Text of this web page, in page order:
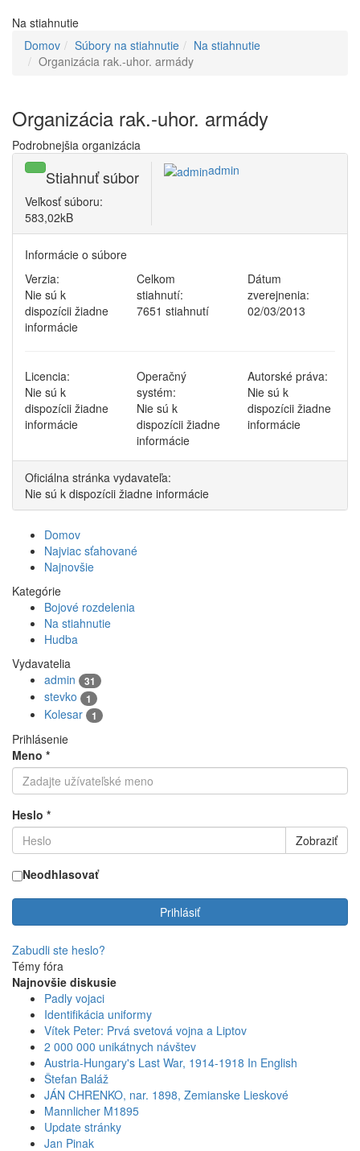
Na stiahnutie
Domov
Súbory na stiahnutie
Na stiahnutie
Organizácia rak.-uhor. armády
Organizácia rak.-uhor. armády
Podrobnejšia organizácia
Stiahnuť súbor
Veľkosť súboru:
583,02kB
admin
Informácie o súbore
Verzia:
Nie sú k
dispozícii žiadne
informácie
Celkom
stiahnutí:
7651 stiahnutí
Dátum
zverejnenia:
02/03/2013
Licencia:
Nie sú k
dispozícii žiadne
informácie
Operačný
systém:
Nie sú k
dispozícii žiadne
informácie
Autorské práva:
Nie sú k
dispozícii žiadne
informácie
Oficiálna stránka vydavateľa:
Nie sú k dispozícii žiadne informácie
Domov
Najviac sťahované
Najnovšie
Kategórie
Bojové rozdelenia
Na stiahnutie
Hudba
Vydavatelia
admin
31
stevko 1
Kolesar 1
Prihlásenie
Meno *
Heslo *
Zobraziť
Neodhlasovať
Prihlásiť
Zabudli ste heslo?
Témy fóra
Najnovšie diskusie
Padly vojaci
Identifikácia uniformy
Vítek Peter: Prvá svetová vojna a Liptov
2 000 000 unikátnych návštev
Austria-Hungary's Last War, 1914-1918 In English
Štefan Baláž
JÁN CHRENKO, nar. 1898, Zemianske Lieskové
Mannlicher M1895
Update stránky
Jan Pinak